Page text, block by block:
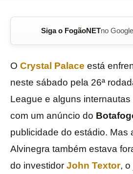
Siga o FogãoNETno
O Crystal Palace está
neste sábado pela 26ª
League e alguns
com um anúncio do
publicidade do estádio. Mas
Alvinegra também estava
do investidor John Textor, o